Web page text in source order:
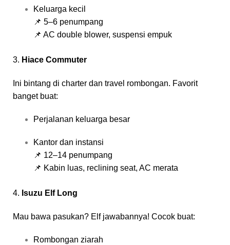
Keluarga kecil
📌 5–6 penumpang
📌 AC double blower, suspensi empuk
3. Hiace Commuter
Ini bintang di charter dan travel rombongan. Favorit
banget buat:
Perjalanan keluarga besar
Kantor dan instansi
📌 12–14 penumpang
📌 Kabin luas, reclining seat, AC merata
4. Isuzu Elf Long
Mau bawa pasukan? Elf jawabannya! Cocok buat:
Rombongan ziarah